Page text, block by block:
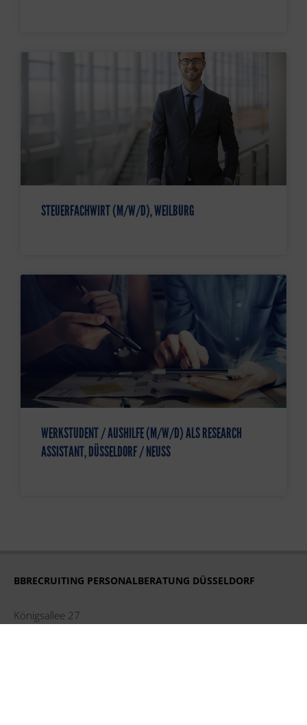
STEUERFACHWIRT (M/W/D), WEILBURG
WERKSTUDENT / AUSHILFE (M/W/D) ALS RESEARCH
ASSISTANT, DÜSSELDORF / NEUSS
BBRECRUITING PERSONALBERATUNG DÜSSELDORF
Königsallee 27